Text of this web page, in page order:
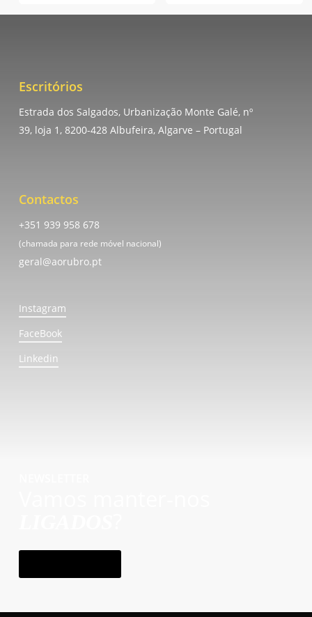
Escritórios
Estrada dos Salgados, Urbanização Monte Galé, nº
39, loja 1, 8200-428 Albufeira, Algarve – Portugal
Contactos
+351 939 958 678
(chamada para rede móvel nacional)
geral@aorubro.pt
Instagram
FaceBook
Linkedin